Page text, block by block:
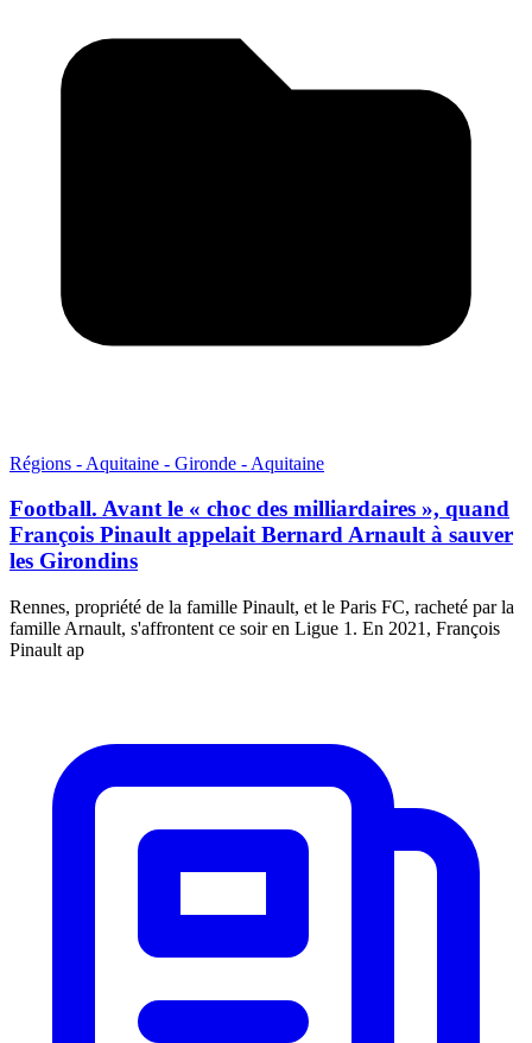
Régions - Aquitaine - Gironde - Aquitaine
Football. Avant le « choc des milliardaires », quand
François Pinault appelait Bernard Arnault à sauver
les Girondins
Rennes, propriété de la famille Pinault, et le Paris FC, racheté par la
famille Arnault, s'affrontent ce soir en Ligue 1. En 2021, François
Pinault ap